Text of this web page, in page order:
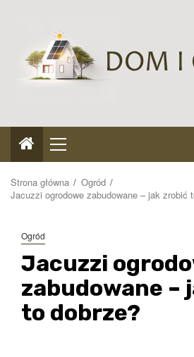
Menu
główne
Strona główna
Ogród
Jacuzzi ogrodowe zabudowane – jak zrobić
Ogród
Jacuzzi
zabudowane –
to dobrze?